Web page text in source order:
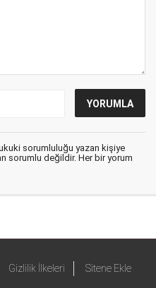
sorumluluğu yazan kişiye
sorumlu değildir. Her bir yorum
Gizlilik İlkeleri Sitene Ekle